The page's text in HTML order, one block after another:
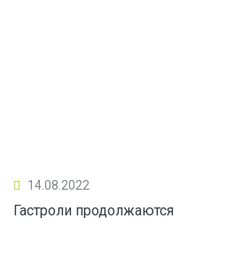
14.08.2022
Гастроли продолжаются